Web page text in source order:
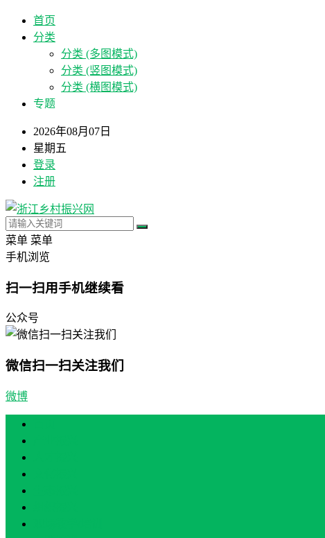
首页
分类
分类 (多图模式)
分类 (竖图模式)
分类 (横图模式)
专题
2026年08月07日
星期五
登录
注册
菜单 菜单
手机浏览
扫一扫用手机继续看
公众号
微信扫一扫关注我们
微博